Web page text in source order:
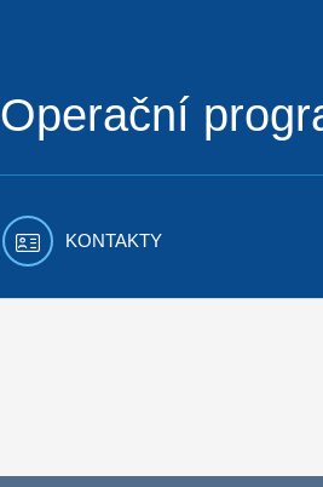
Operační
KONTAKTY